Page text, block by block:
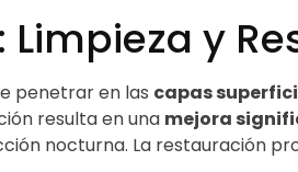
Limpieza y
penetrar en las capas
resulta en una mejora
nocturna. La restauración